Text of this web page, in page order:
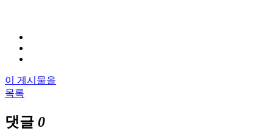
이 게시물을
목록
댓글 0